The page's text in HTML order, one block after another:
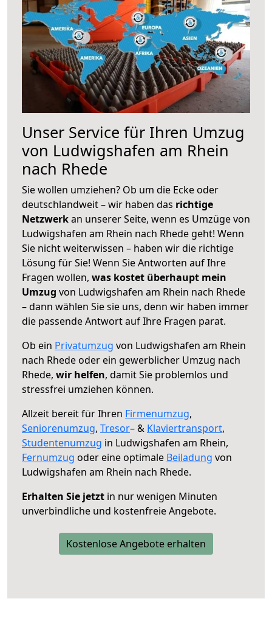
Unser Service für Ihren Umzug
von Ludwigshafen am Rhein
nach Rhede
Sie wollen umziehen? Ob um die Ecke oder
deutschlandweit – wir haben das richtige
Netzwerkan unserer Seite, wenn es Umzüge von
Ludwigshafen am Rhein nach Rhede geht! Wenn
Sie nicht weiterwissen – haben wir die richtige
Lösung für Sie! Wenn Sie Antworten auf Ihre
Fragen wollen, was kostet überhaupt mein
Umzug von Ludwigshafen am Rhein nach Rhede
– dann wählen Sie sie uns, denn wir haben immer
die passende Antwort auf Ihre Fragen parat.
Ob ein Privatumzug von Ludwigshafen am Rhein
nach Rhede oder ein gewerblicher Umzug nach
Rhede, wir helfen, damit Sie problemlos und
stressfrei umziehen können.
Allzeit bereit für Ihren Firmenumzug,
Seniorenumzug, Tresor– & Klaviertransport,
Studentenumzug in Ludwigshafen am Rhein,
Fernumzug oder eine optimale Beiladung von
Ludwigshafen am Rhein nach Rhede.
Erhalten Sie jetzt in nur wenigen Minuten
unverbindliche und kostenfreie Angebote.
Kostenlose Angebote erhalten